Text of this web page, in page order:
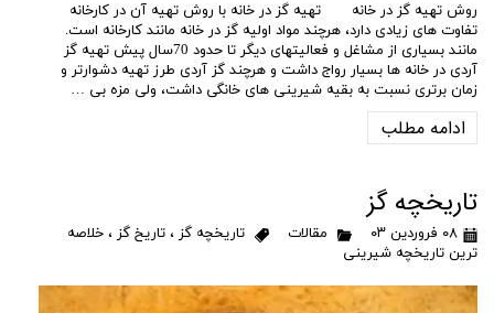
روش تهیه گز در خانه تهیه گز در خانه با روش تهیه آن در کارخانه
تفاوت های زیادی دارد، هرچند مواد اولیه گز در خانه مانند کارخانه است.
مانند بسیاری از مشاغل و فعالیتهای دیگر تا حدود 70سال پیش تهیه گز
آردی در خانه ها بسیار رواج داشت و هرچند گز آردی طرز تهیه دشوارتر و
زمان برتری نسبت به بقیه شیرینی های خانگی داشت، ولی مزه بی …
ادامه مطلب
تاریخچه گز
۰۸ فروردین ۰۳ مقالات تاریخچه گز ، تاریخ گز ، خلاصه
ترین تاریخچه شیرینی